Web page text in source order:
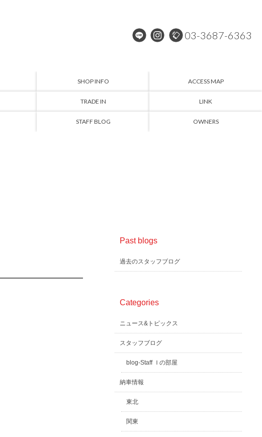
03-3687-6363
SHOP INFO ACCESS MAP
TRADE IN LINK
STAFF BLOG OWNERS
Past blogs
過去のスタッフブログ
Categories
ニュース&トピックス
スタッフブログ
blog-Staff Ｉの部屋
納車情報
東北
関東